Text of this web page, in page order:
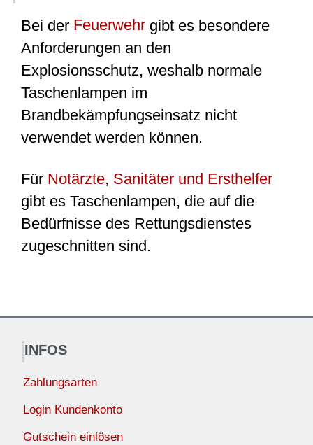
Bei der Feuerwehr gibt es besondere
Anforderungen an den
Explosionsschutz, weshalb normale
Taschenlampen im
Brandbekämpfungseinsatz nicht
verwendet werden können.
Für Notärzte, Sanitäter und Ersthelfer
gibt es Taschenlampen, die auf die
Bedürfnisse des Rettungsdienstes
zugeschnitten sind.
INFOS
Zahlungsarten
Login Kundenkonto
Gutschein einlösen